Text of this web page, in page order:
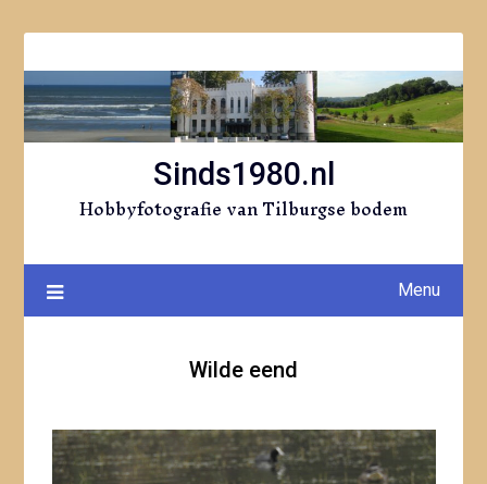
naar
inhoud
Sinds1980.nl
Hobbyfotografie van Tilburgse bodem
Menu
Wilde eend